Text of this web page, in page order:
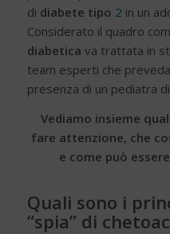
di diabete tipo 2 in un
Considerato il quadro
diabetica va trattata in
team esperti che
presenza di un pediatra
Vediamo insieme
fare attenzione, che
e come può
Quali sono i
“spia” di